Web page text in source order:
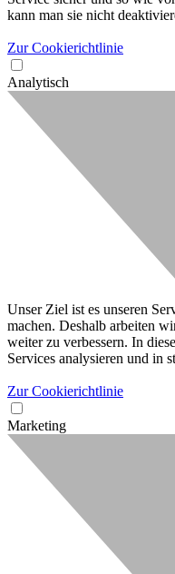
kann man sie nicht
Zur Cookierichtlinie
Analytisch
Unser Ziel ist es unseren
machen. Deshalb arbeiten
weiter zu verbessern. In
Services analysieren und in
Zur Cookierichtlinie
Marketing